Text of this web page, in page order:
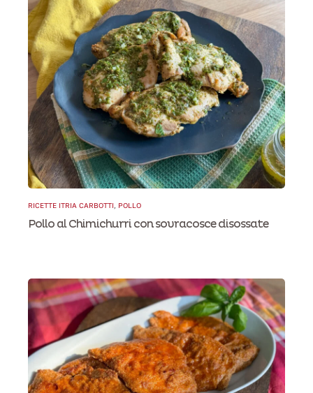
RICETTE ITRIA CARBOTTI POLLO
Pollo al Chimichurri con sovracosce disossate